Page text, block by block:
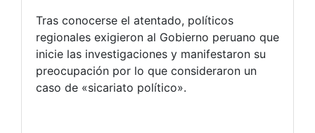
Tras conocerse el atentado, políticos
regionales exigieron al Gobierno peruano que
inicie las investigaciones y manifestaron su
preocupación por lo que consideraron un
caso de «sicariato político».